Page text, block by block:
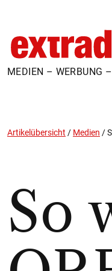
MEDIEN – WERBUNG
Artikelübersicht / Medien /
So